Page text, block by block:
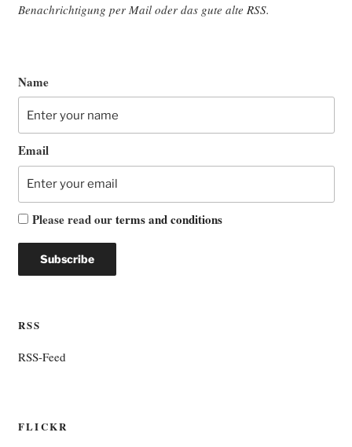
Benach­rich­ti­gung per Mail oder das gute alte RSS.
Name
Email
Please read ourterms and conditions
RSS
RSS-Feed
FLICKR